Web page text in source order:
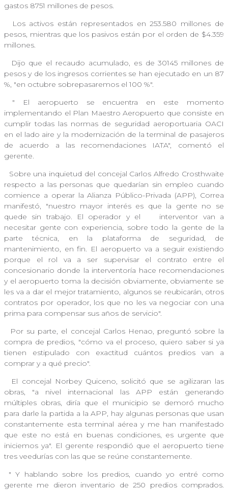
gastos 8751 millones de pesos.
Los activos están representados en 253.580 millones de
pesos, mientras que los pasivos están por el orden de $4.359
millones.
Dijo que el recaudo acumulado, es de 30145 millones de
pesos y de los ingresos corrientes se han ejecutado en un 87
%, "en octubre sobrepasaremos el 100 %".
" El aeropuerto se encuentra en este momento
implementando el Plan Maestro Aeropuerto que consiste en
cumplir todas las normas de seguridad aeroportuaria OACI
en el lado aire y la modernización de la terminal de pasajeros
de acuerdo a las recomendaciones IATA", comentó el
gerente.
Sobre una inquietud del concejal Carlos Alfredo Crosthwaite
respecto a las personas que quedarían sin empleo cuando
comience a operar la Alianza Público-Privada (APP), Correa
manifestó, "nuestro mayor interés es que la gente no se
quede sin trabajo. El operador y el
interventor van a
necesitar gente con experiencia, sobre todo la gente de la
parte técnica, en la plataforma de seguridad, de
mantenimiento, en fin. El aeropuerto va a seguir existiendo
porque el rol va a ser supervisar el contrato entre el
concesionario donde la interventoría hace recomendaciones
y el aeropuerto toma la decisión obviamente, obviamente se
les va a dar el mejor tratamiento, algunos se reubicarán, otros
contratos por operador, los que no les va negociar con una
prima para compensar sus años de servicio".
Por su parte, el concejal Carlos Henao, preguntó sobre la
compra de predios, "cómo va el proceso, quiero saber si ya
tienen estipulado con exactitud cuántos predios van a
comprar y a qué precio".
El concejal Norbey Quiceno, solicitó que se agilizaran las
obras, "a nivel internacional las APP están generando
múltiples obras, diría que el municipio se demoró mucho
para darle la partida a la APP, hay algunas personas que usan
constantemente esta terminal aérea y me han manifestado
que este no está en buenas condiciones, es urgente que
iniciemos ya". El gerente respondió que el aeropuerto tiene
tres veedurías con las que se reúne constantemente.
" Y hablando sobre los predios, cuando yo entré como
gerente me dieron inventario de 250 predios comprados.